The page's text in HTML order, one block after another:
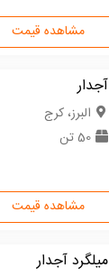
مشاهده قیمت
آجدار
البرز، کرج
50 تن
مشاهده قیمت
میلگرد آجدار